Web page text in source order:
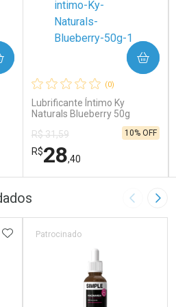
FECHAR
FECHAR
(0)
Lubrificante Íntimo Ky
Naturals Blueberry 50g
R$ 31,59
R$28,40
10% OFF
COMPRAR
Por Menos
Imagem
ADICIONAR AOS FAVORITOS
Patrocinado